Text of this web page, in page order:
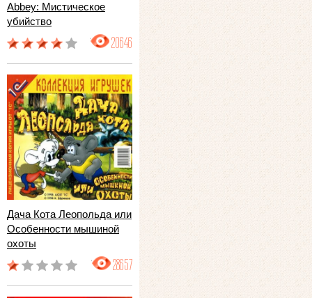
Abbey: Мистическое
убийство
20646
Дача Кота Леопольда или
Особенности мышиной
охоты
28657